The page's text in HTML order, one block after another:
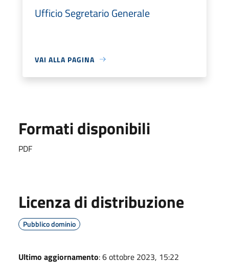
Ufficio Segretario Generale
VAI ALLA PAGINA
Formati disponibili
PDF
Licenza di distribuzione
Pubblico dominio
Ultimo aggiornamento: 6 ottobre 2023, 15:22